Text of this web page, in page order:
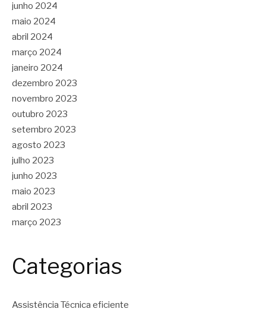
junho 2024
maio 2024
abril 2024
março 2024
janeiro 2024
dezembro 2023
novembro 2023
outubro 2023
setembro 2023
agosto 2023
julho 2023
junho 2023
maio 2023
abril 2023
março 2023
Categorias
Assistência Técnica eficiente